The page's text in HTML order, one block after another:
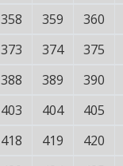
358 359 360
373 374 375
388 389 390
403 404 405
418 419 420